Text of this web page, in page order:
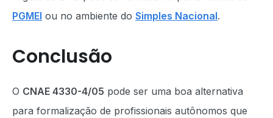
PGMEI ou no ambiente do Simples Nacional.
Conclusão
O CNAE 4330-4/05 pode ser uma boa alternativa
para formalização de profissionais autônomos que